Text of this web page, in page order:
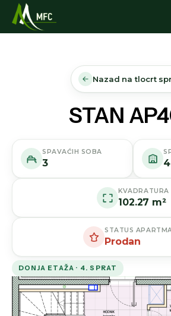
Nazad na tlocrt
STAN
KVADRATURA
102.27 m²
SPAVAĆIH SOBA
3 4
STATUS
Prodan
DONJA ETAŽA · 4. SPRAT